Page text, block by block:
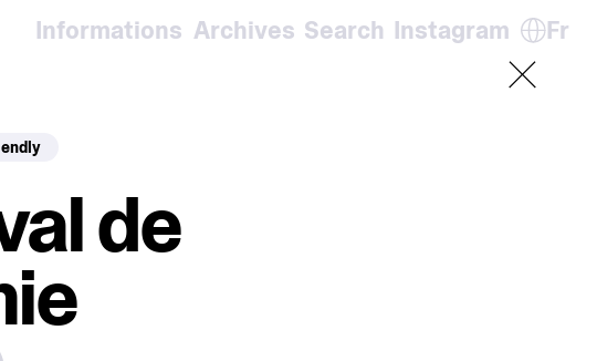
Informations Archives Search Instagram Fr
de